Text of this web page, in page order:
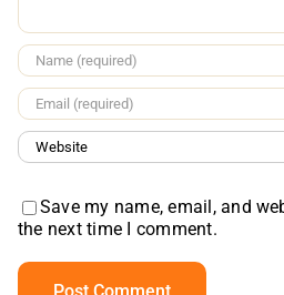
Save my name, email, and
the next time I comment.